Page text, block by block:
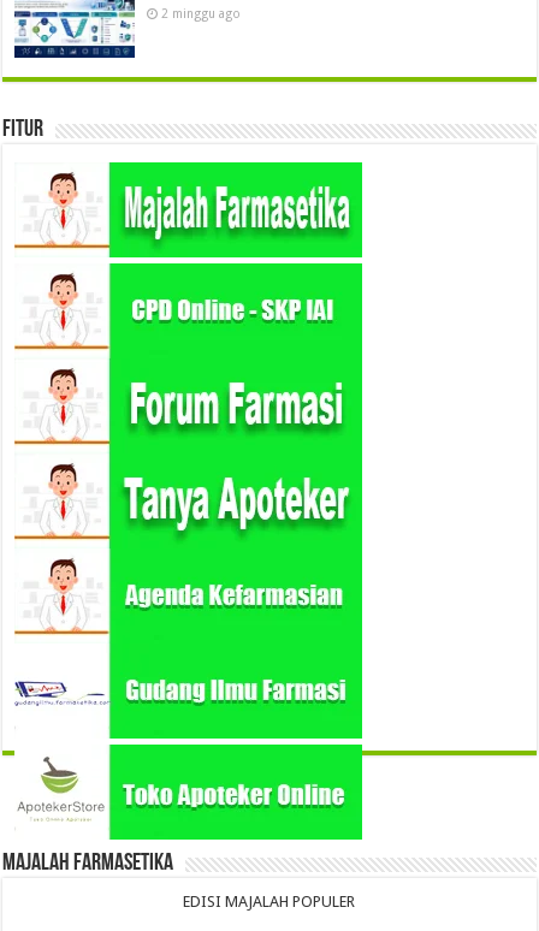
2 minggu ago
Fitur
Majalah Farmasetika
EDISI MAJALAH POPULER